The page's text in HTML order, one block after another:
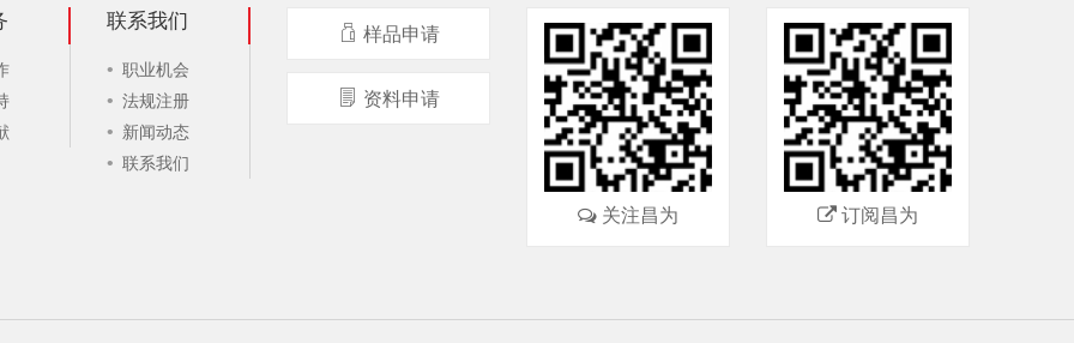
联系我们
职业机会
法规注册
新闻动态
联系我们
样品申请
资料申请
关注昌为 订阅昌为